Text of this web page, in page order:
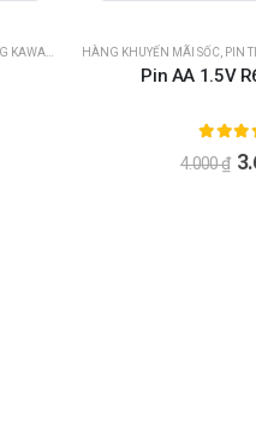
HÀNG KHUYẾN MÃI SỐC PIN
Pin AA 1.5V
4.000₫